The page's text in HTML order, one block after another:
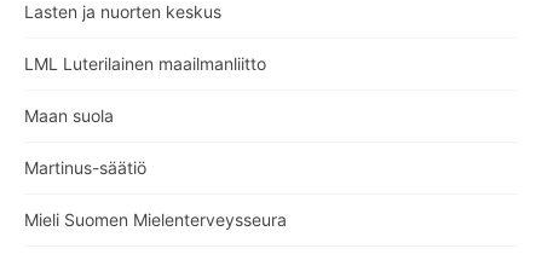
Lasten ja nuorten keskus
LML Luterilainen maailmanliitto
Maan suola
Martinus-säätiö
Mieli Suomen Mielenterveysseura